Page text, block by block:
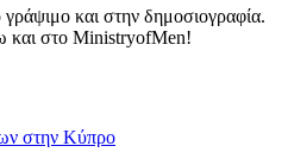
και στην δημοσιογραφία.
και στο MinistryofMen!